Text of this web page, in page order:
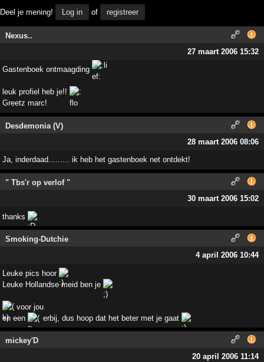
Deel je mening! Log in of registreer
Nexus..
27 maart 2006 15:32
Gastenboek ontmaagding
leuk profiel heb je!!
Greetz marc!
Desdemonia (V)
28 maart 2006 08:06
Ja, inderdaad......... ik heb het gastenboek net ontdekt!
" Tbs'r op verlof "
30 maart 2006 15:02
thanks
Smoking-Dutchie
4 april 2006 10:44
Leuke pics hoor
Leuke Hollandse meid ben je
voor jou
en een
erbij, dus hoop dat het beter met je gaat
mickey'D
20 april 2006 11:14